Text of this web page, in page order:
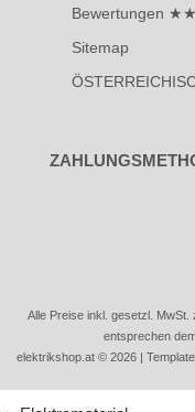
Bewertungen
Sitemap
Alle Preise inkl. gesetzl. MwSt.
entsprechen
elektrikshop.at © 2026 |